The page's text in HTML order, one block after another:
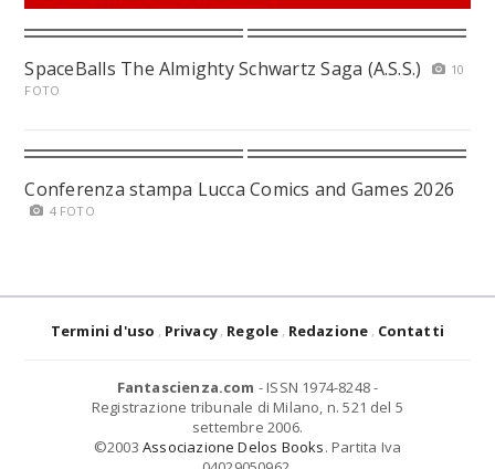
SpaceBalls The Almighty Schwartz Saga (A.S.S.)
10
FOTO
Conferenza stampa Lucca Comics and Games 2026
4 FOTO
Termini d'uso Privacy Regole Redazione Contatti
Fantascienza.com - ISSN 1974-8248 -
Registrazione tribunale di Milano, n. 521 del 5
settembre 2006.
©2003 Associazione Delos Books. Partita Iva